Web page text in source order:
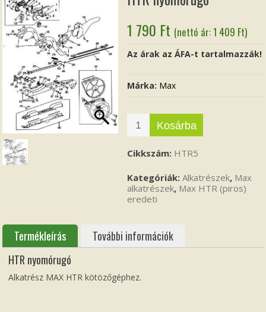
1 790 Ft (nettó ár:1 409 Ft)
Az árak az ÁFA-t tartalmazzák!
Márka: Max
Kosárba
Cikkszám: HTR5
Kategóriák:Alkatrészek, Max
alkatrészek, Max HTR (piros)
eredeti
Termékleírás
További információk
HTR nyomórugó
Alkatrész MAX HTR kötözőgéphez.